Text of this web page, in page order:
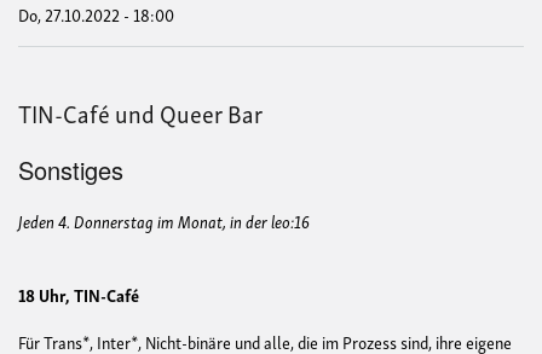
Do, 27.10.2022 - 18:00
TIN-Café und Queer Bar
Sonstiges
Jeden 4. Donnerstag im Monat, in der leo:16
18 Uhr, TIN-Café
Für Trans*, Inter*, Nicht-binäre und alle, die im Prozess sind, ihre eigene